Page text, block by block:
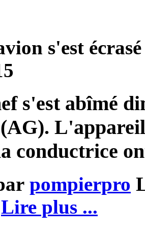
s'est
s'est abîmé
conductrice
pompierpro
Lire plus ...